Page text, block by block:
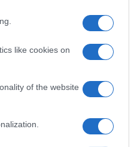
like cookies on
of the website
le